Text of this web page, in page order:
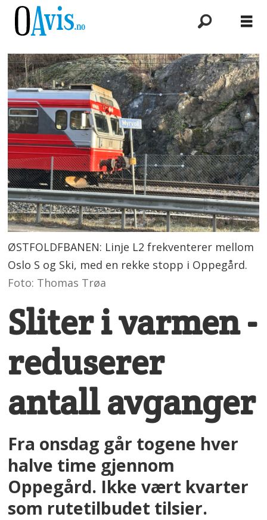
ØSTFOLDFBANEN: Linje L2 frekventerer mellom
Oslo S og Ski, med en rekke stopp i Oppegård.
Foto: Thomas Trøa
Sliter i varmen -
reduserer
antall avganger
Fra onsdag går togene hver
halve time gjennom
Oppegård. Ikke vært kvarter
som rutetilbudet tilsier.